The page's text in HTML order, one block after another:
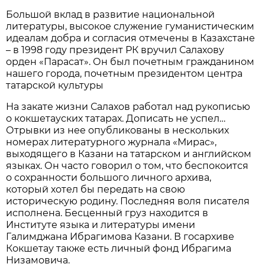
Большой вклад в развитие национальной
литературы, высокое служение гуманистическим
идеалам добра и согласия отмечены в Казахстане
– в 1998 году президент РК вручил Салахову
орден «Парасат». Он был почетным гражданином
нашего города, почетным президентом центра
татарской культуры
На закате жизни Салахов работал над рукописью
о кокшетауских татарах. Дописать не успел…
Отрывки из нее опубликованы в нескольких
номерах литературного журнала «Мирас»,
выходящего в Казани на татарском и английском
языках. Он часто говорил о том, что беспокоится
о сохранности большого личного архива,
который хотел бы передать на свою
историческую родину. Последняя воля писателя
исполнена. Бесценный груз находится в
Институте языка и литературы имени
Галимджана Ибрагимова Казани. В госархиве
Кокшетау также есть личный фонд Ибрагима
Низамовича.